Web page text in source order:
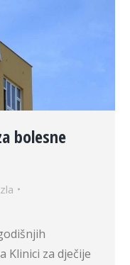
bolesne
Klinici za dječije